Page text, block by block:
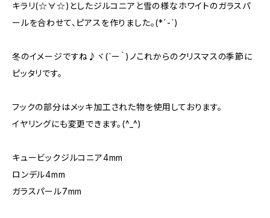
キラリ(☆∀☆)としたジルコニアと雪の様なホワイトのガラスパ
ールを合わせて、ピアスを作りました。(*´-`)
冬のイメージですね♪ヾ(´ー｀)ノこれからのクリスマスの季節に
ピッタリです。
フックの部分はメッキ加工された物を使用しております。
イヤリングにも変更できます。(^_^)
キュービックジルコニア4mm
ロンデル4mm
ガラスパール7mm